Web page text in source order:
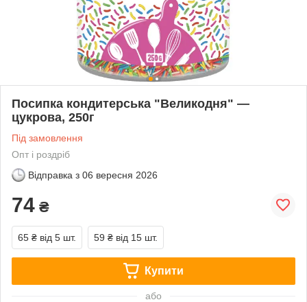
Посипка кондитерська "Великодня" —
цукрова, 250г
Під замовлення
Опт і роздріб
Відправка з 06 вересня 2026
74 ₴
65 ₴ від 5 шт. 59 ₴ від 15 шт.
Купити
або